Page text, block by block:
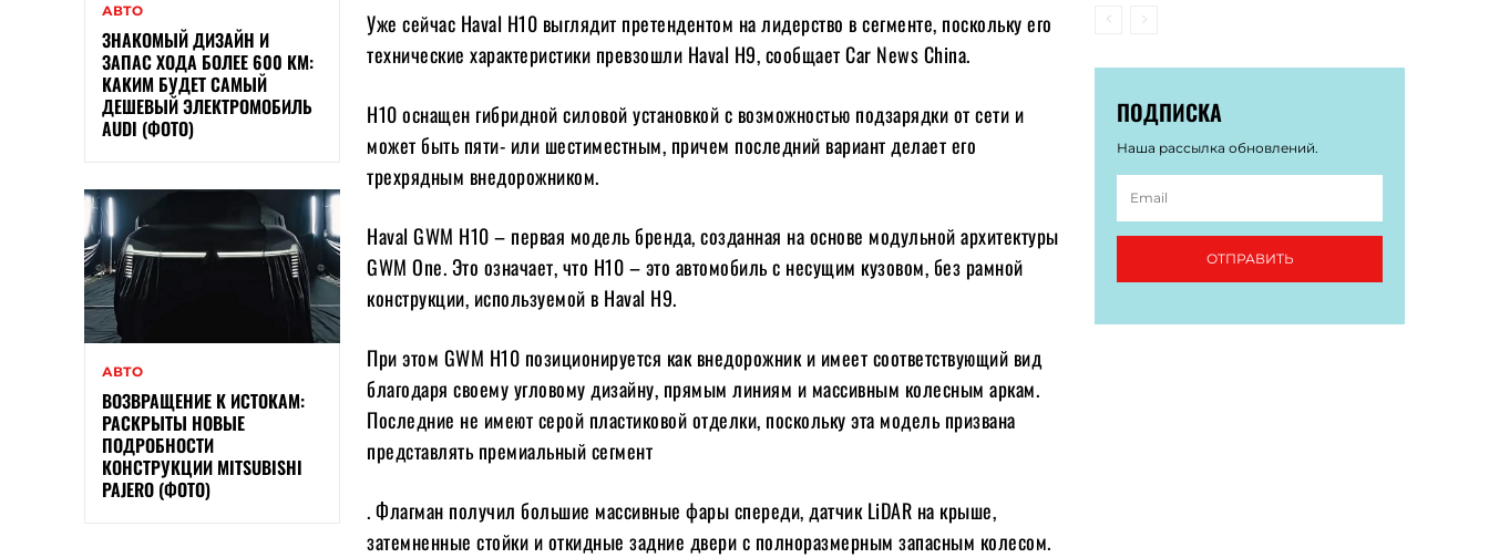
АВТО
ЗНАКОМЫЙ ДИЗАЙН И
ЗАПАС ХОДА БОЛЕЕ 600 КМ:
КАКИМ БУДЕТ САМЫЙ
ДЕШЕВЫЙ ЭЛЕКТРОМОБИЛЬ
AUDI (ФОТО)
АВТО
ВОЗВРАЩЕНИЕ К ИСТОКАМ:
РАСКРЫТЫ НОВЫЕ
ПОДРОБНОСТИ
КОНСТРУКЦИИ MITSUBISHI
PAJERO (ФОТО)
Уже сейчас Haval H10 выглядит претендентом на лидерство в сегменте, поскольку его
технические характеристики превзошли Haval H9, сообщает Car News China.
H10 оснащен гибридной силовой установкой с возможностью подзарядки от сети и
может быть пяти- или шестиместным, причем последний вариант делает его
трехрядным внедорожником.
Haval GWM H10 – первая модель бренда, созданная на основе модульной архитектуры
GWM One. Это означает, что H10 – это автомобиль с несущим кузовом, без рамной
конструкции, используемой в Haval H9.
При этом GWM H10 позиционируется как внедорожник и имеет соответствующий вид
благодаря своему угловому дизайну, прямым линиям и массивным колесным аркам.
Последние не имеют серой пластиковой отделки, поскольку эта модель призвана
представлять премиальный сегмент
. Флагман получил большие массивные фары спереди, датчик LiDAR на крыше,
затемненные стойки и откидные задние двери с полноразмерным запасным колесом.
ПОДПИСКА
Наша рассылка обновлений.
ОТПРАВИТЬ